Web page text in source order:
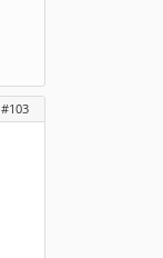
#103